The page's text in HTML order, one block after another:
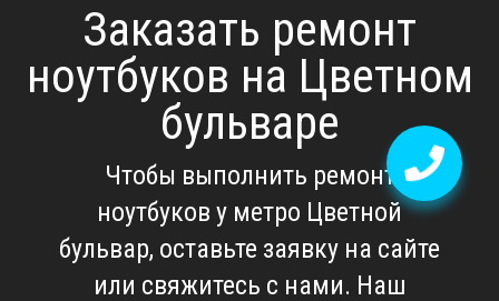
Заказать ремонт
ноутбуков на Цветном
бульваре
Чтобы выполнить ремонт
ноутбуков у метро Цветной
бульвар, оставьте заявку на сайте
или свяжитесь с нами. Наш